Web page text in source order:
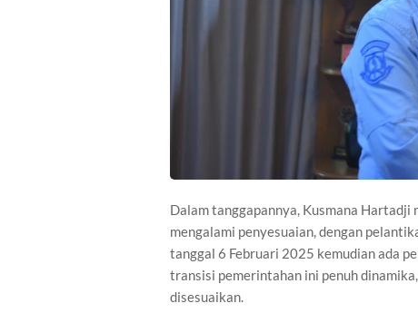
Dalam tanggapannya, Kusmana Hartadji
mengalami penyesuaian, dengan
tanggal 6 Februari 2025 kemudian ada
transisi pemerintahan ini penuh
disesuaikan.